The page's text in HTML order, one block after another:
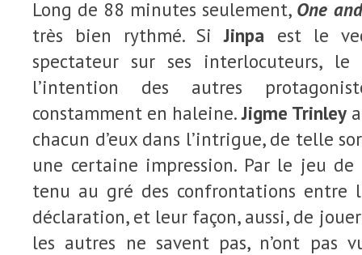
Long de 88 minutes seulement, One
très bien rythmé. SiJinpa est le
spectateur sur ses interlocuteurs,
l’intention des autres
constamment en haleine.Jigme Trinleya
chacun d’eux dans l’intrigue, de telle
une certaine impression. Par le jeu de
tenu au gré des confrontations entre
déclaration, et leur façon, aussi, de
les autres ne savent pas, n’ont pas